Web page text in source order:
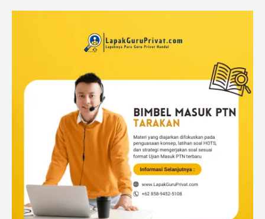
through
LapakGuruPrivat.com!